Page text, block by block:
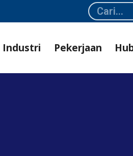
Search:
Industri Pekerjaan